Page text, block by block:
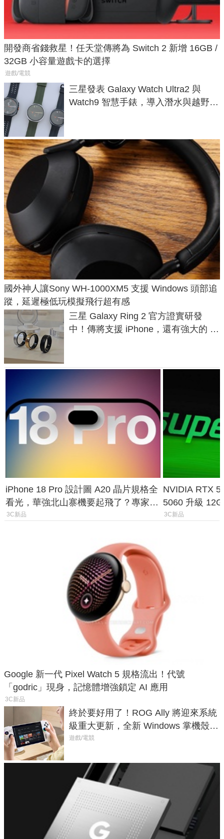
開發商省錢救星！任天堂傳將為 Switch 2 新增 16GB /
32GB 小容量遊戲卡的選擇
遊戲/電競
三星發表 Galaxy Watch Ultra2 與
Watch9 智慧手錶，導入潛水與越野跑
國外神人讓Sony WH-1000XM5 支援 Windows 頭部追
蹤，延遲極低玩模擬飛行超有感
三星 Galaxy Ring 2 官方證實研發
中！傳將支援 iPhone，還有強大的 AI
iPhone 18 Pro 設計圖 A20 晶片規格全
看光，華強北山寨機要起飛了？專家曝
山寨機無法復刻兩大關鍵
3C新品
NVIDIA RTX
5060 升級
次規格終於不
3C新品
Google 新一代 Pixel Watch 5 規格流出！代號
「godric」現身，記憶體增強鎖定 AI 應用
3C新品
終於要好用了！ROG Ally 將迎來系統
級重大更新，全新 Windows 掌機殼模
式讓操作就像 Xbox 一樣順暢
遊戲/電競